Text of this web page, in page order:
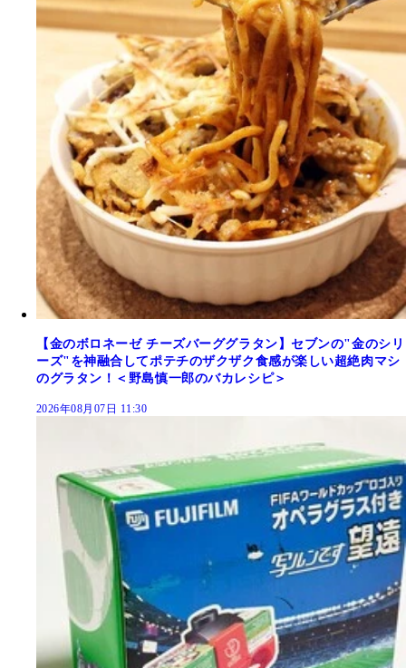
【金のボロネーゼ チーズバーググラタン】セブンの"金のシリ
ーズ"を神融合してポテチのザクザク食感が楽しい超絶肉マシ
のグラタン！＜野島慎一郎のバカレシピ＞
2026年08月07日 11:30